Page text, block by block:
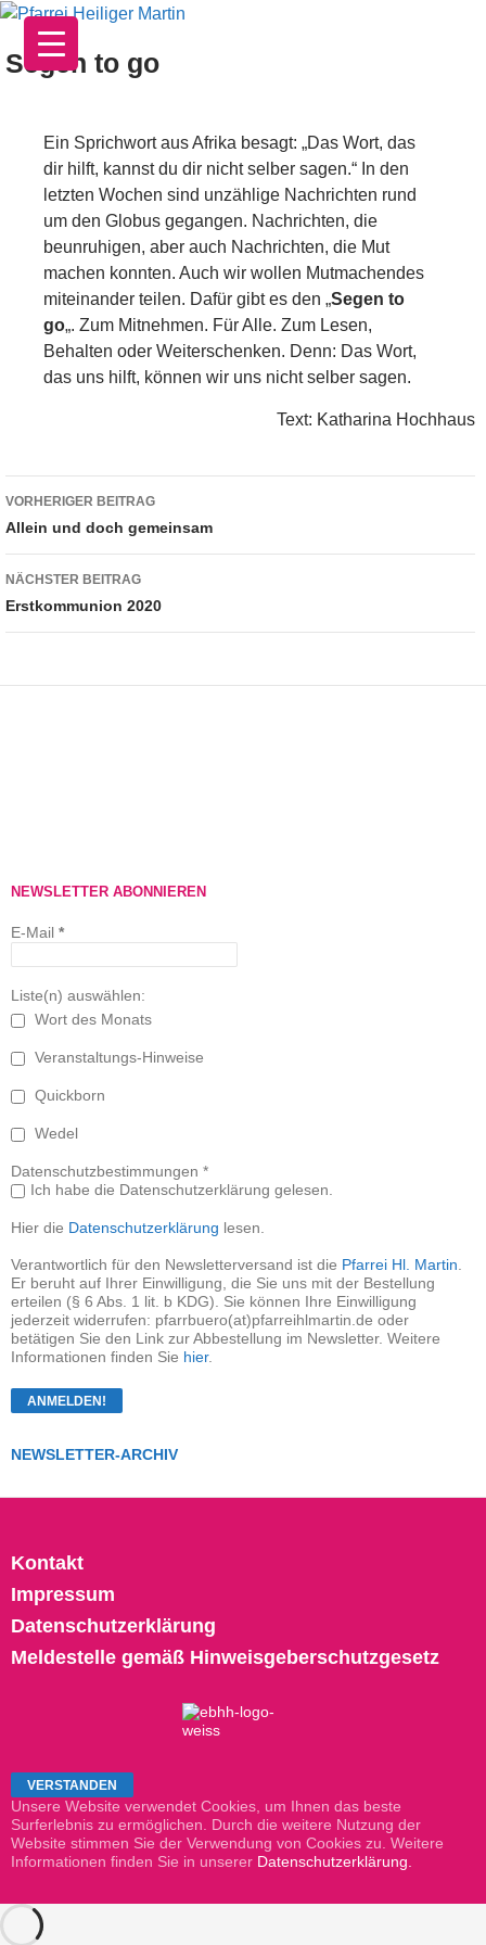
Zum
Inhalt
springen
Segen to go
Ein Sprichwort aus Afrika besagt: „Das Wort, das
dir hilft, kannst du dir nicht selber sagen.“ In den
letzten Wochen sind unzählige Nachrichten rund
um den Globus gegangen. Nachrichten, die
beunruhigen, aber auch Nachrichten, die Mut
machen konnten. Auch wir wollen Mutmachendes
miteinander teilen. Dafür gibt es den „Segen to
go„. Zum Mitnehmen. Für Alle. Zum Lesen,
Behalten oder Weiterschenken. Denn: Das Wort,
das uns hilft, können wir uns nicht selber sagen.
Text: Katharina Hochhaus
Beitragsnavigation
VORHERIGER BEITRAG
Allein und doch gemeinsam
NÄCHSTER BEITRAG
Erstkommunion 2020
NEWSLETTER ABONNIEREN
E-Mail *
Liste(n) auswählen:
Wort des Monats
Veranstaltungs-Hinweise
Quickborn
Wedel
Datenschutzbestimmungen *
Ich habe die Datenschutzerklärung gelesen.
Hier die Datenschutzerklärung lesen.
Verantwortlich für den Newsletterversand ist die Pfarrei Hl. Martin
Er beruht auf Ihrer Einwilligung, die Sie uns mit der Bestellung
erteilen (§ 6 Abs. 1 lit. b KDG). Sie können Ihre Einwilligung
jederzeit widerrufen: pfarrbuero(at)pfarreihlmartin.de oder
betätigen Sie den Link zur Abbestellung im Newsletter. Weitere
Informationen finden Sie hier.
NEWSLETTER-ARCHIV
Kontakt
Impressum
Datenschutzerklärung
Meldestelle gemäß Hinweisgeberschutzgesetz
Unsere Website verwendet Cookies, um Ihnen das beste
Surferlebnis zu ermöglichen. Durch die weitere Nutzung der
Website stimmen Sie der Verwendung von Cookies zu. Weitere
Informationen finden Sie in unserer Datenschutzerklärung.